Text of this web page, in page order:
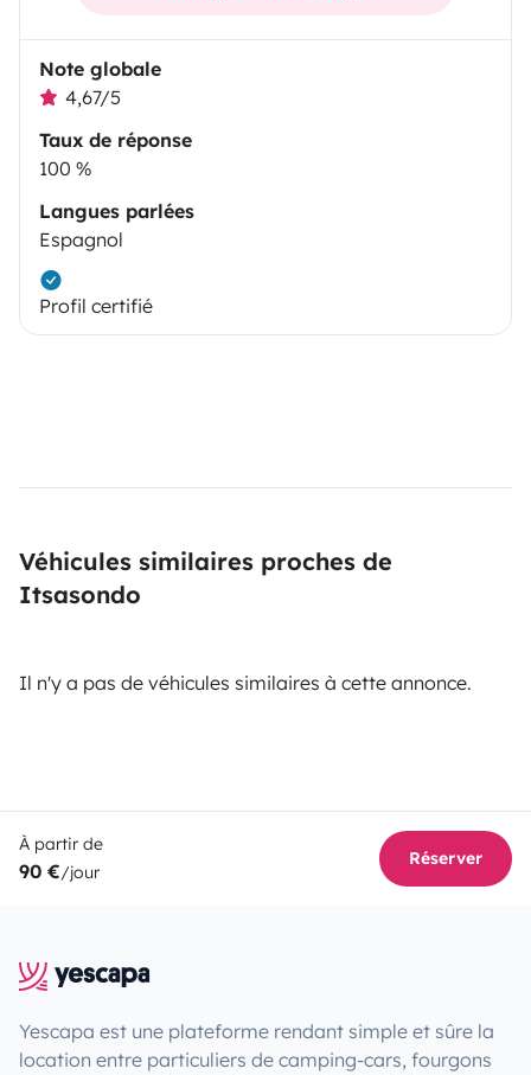
Note globale
4,67/5
Taux de réponse
100 %
Langues parlées
Espagnol
Profil certifié
Véhicules similaires proches de
Itsasondo
Il n'y a pas de véhicules similaires à cette annonce.
À partir de
90 €/jour
Réserver
Yescapa est une plateforme rendant simple et sûre la
location entre particuliers de camping-cars, fourgons